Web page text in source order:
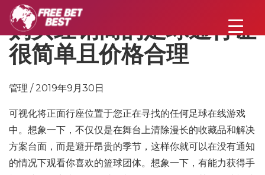
购买经销商的足球通行证
很简单且价格合理
管理 / 2019年9月30日
可视化将正面行座位置于您正在寻找的任何足球在线游戏
中。想象一下，不仅仅是在舞台上清除漫长的收藏品和解决
方案台面，而是避开昂贵的季节，这样你就可以在没有通知
的情况下观看你喜欢的篮球团体。想象一下，有能力获得手